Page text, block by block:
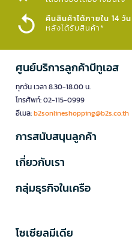
คืนสินค้าได้ภายใน 14 วัน
หลังได้รับสินค้า*
ศูนย์บริการลูกค้าบีทูเอส
ทุกวัน เวลา 8.30-18.00 น.
โทรศัพท์: 02-115-0999
อีเมล:b2sonlineshopping@b2s.co.th
การสนับสนุนลูกค้า
เกี่ยวกับเรา
กลุ่มธุรกิจในเครือ
โซเซียลมีเดีย​